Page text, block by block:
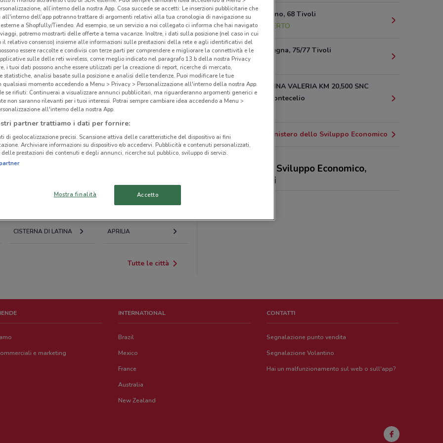
volantini nella tua zona. Riprova più tardi.
MONTEROTONDO FRASCATI
FIUMICINO
CISTERNA DI LATINA APRILIA
Tutte le città
Via Colsereno, 68 Tivoli
2.6 km
APERTO
Via Acquaregna, 75/77 Tivoli
2.9 km
VIA TIBURTINA VALERIA KM 20,500 SNC
Guidonia Montecelio
Tutti i negozi Ministero dello Sviluppo Economico
Ministero dello Sviluppo Economico,
offerte e negozi
e marketing
INTERNATIONAL
Brazil
Mexico
France
Australia
New Zealand
CONTATTI
Segnalazione punto vendita
Segnalazione Volantino
Hai un malfunzionamento sul web o sull'app?
all’interno della nostra App. Cosa succede se accetti: Le inserzioni pubblicitarie che
all'interno dell’app potranno trattare di argomenti relativi alla tua cronologia di navigazione su
a Shopfully/Tiendeo. Ad esempio, se un servizio a noi collegato ci informa che hai navigato
potremo mostrarti delle offerte a tema vacanze. Inoltre, i dati sulla posizione (nel caso in cui
il relativo consenso) insieme alle informazioni sulle prestazioni della rete e agli identificativi del
essere raccolte e condivisi con terze parti per comprendere e migliorare la connettività e le
sulle delle reti wireless, come meglio indicato nel paragrafo 13.b della nostra Privacy
i tuoi dati possono anche essere utilizzati per la creazione di report, ricerche di mercato,
statistiche, analisi basate sulla posizione e analisi delle tendenze. Puoi modificare le tue
qualsiasi momento accedendo a Menu > Privacy > Personalizzazione all'interno della nostra App.
se rifiuti: Continuerai a visualizzare annunci pubblicitari, ma riguarderanno argomenti generici e
non saranno rilevanti per i tuoi interessi. Potrai sempre cambiare idea accedendo a Menu >
all'interno della nostra App.
partner trattiamo i dati per fornire:
di geolocalizzazione precisi. Scansione attiva delle caratteristiche del dispositivo ai fini
Archiviare informazioni su dispositivo e/o accedervi. Pubblicità e contenuti personalizzati,
prestazioni dei contenuti e degli annunci, ricerche sul pubblico, sviluppo di servizi.
Mostra finalità Accetto